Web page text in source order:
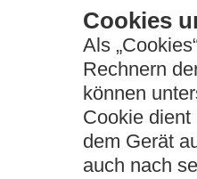
Cookies
Als
Rechnern
können
Cookie
dem Gerät
auch nach